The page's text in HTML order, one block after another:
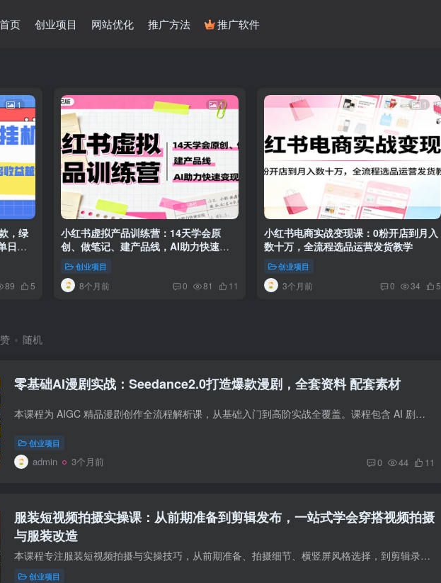
首页 创业项目 网站优化 推广方法 推广软件
1
，绿
日收
89 5
1
小红书虚拟产品训练营：14天学会原
创、做笔记、建产品线，AI助力快速变
现
创业项目
8个月前 0 81 11
1
小红书电商实战变现课：0粉开店到月入
数十万，全流程选品运营发货教学
创业项目
3个月前 0 34 5
随机
零基础AI漫剧实战：Seedance2.0打造爆款漫剧，全套资料 配套素材
本课程为 AIGC 精品漫剧创作全流程解析课，从基础入门到高阶实战全覆盖。课程包含 AI 剧本策划、角色提示词生成、角色图制作、三视图设定、AI 分镜设计、文字分镜生成、动画制作、Seedance2.0 ...
创业项目
admin 3个月前 0 44 11
服装短视频拍摄实操课：从前期准备到剪辑发布，一站式学会穿搭视频拍摄
与服装改造
本课程专注服装短视频拍摄与实操技巧，从前期准备、拍摄细节、横竖屏风格选择，到剪辑录音、添加文字、发布运营全覆盖，同时加入大量实用旧衣改造与裁剪教程，包括一片式衣服、毛毛马甲、神奇裁...
创业项目